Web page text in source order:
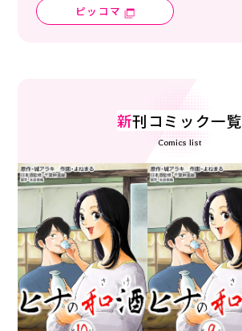
ピッコマ
新刊コミック一覧
Comics list